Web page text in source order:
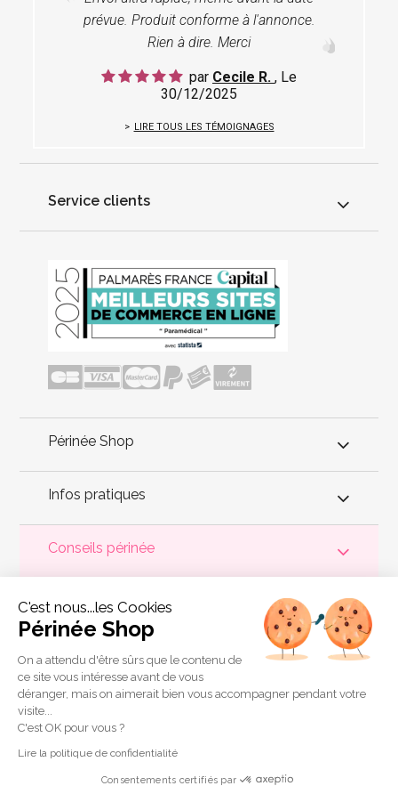
prévue. Produit conforme à l'annonce.
Rien à dire. Merci
par Cecile R. , Le
30/12/2025
LIRE TOUS LES TÉMOIGNAGES
Service clients
Périnée Shop
Infos pratiques
Conseils périnée
de muscler et de rééduquer le plancher pelvienpour éviter les
problèmes d'incontinence
, de pesanteur pelvienne, de manque
de sensations durant les rapports sexuels et de petites
fuites
Périnée Shop
a sélectionné les meilleures solutions
pour la rééducation périnéale et pour l'auto-traitement de
l'incontinence à domicile :
biofeedback,cônes vaginaux
connectées etaccessoires pour exercices de Kegel.
Copyright 2011 © Périnée Shop
Conditions générales de vente
Mentions légales
C'est nous...les Cookies
Périnée Shop
On a attendu d'être sûrs que le contenu de
ce site vous intéresse avant de vous
déranger, mais on aimerait bien vous accompagner pendant votre
visite...
C'est OK pour vous ?
Lire la politique de confidentialité
Consentements certifiés par